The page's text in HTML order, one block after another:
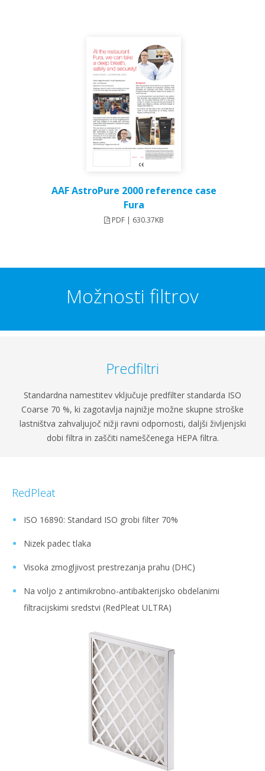
AAF AstroPure 2000 reference case
Fura
PDF | 630.37KB
Možnosti filtrov
Predfiltri
Standardna namestitev vključuje predfilter standarda ISO
Coarse 70 %, ki zagotavlja najnižje možne skupne stroške
lastništva zahvaljujoč nižji ravni odpornosti, daljši življenjski
dobi filtra in zaščiti nameščenega HEPA filtra.
RedPleat
ISO 16890: Standard ISO grobi filter 70%
Nizek padec tlaka
Visoka zmogljivost prestrezanja prahu (DHC)
Na voljo z antimikrobno-antibakterijsko obdelanimi
filtracijskimi sredstvi (RedPleat ULTRA)